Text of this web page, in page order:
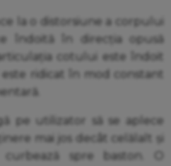
la o distorsiune a corpului
îndoită în direcția opusă
cotului este îndoit
ridicat în mod constant
pe utilizator să se aplece
mai jos decât celălalt și
spre baston. O